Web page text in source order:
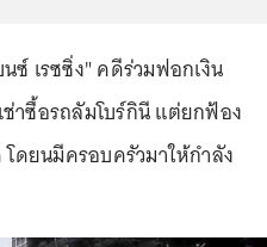
เรซซิ่ง" คดีร่วมฟอกเงิน
าซื้อรถลัมโบร์กินี แต่ยกฟ้อง
ดยนมีครอบครัวมาให้กำลัง